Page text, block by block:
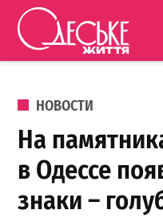
Перейти к содержанию
ОПУБЛИКОВАНО В
НОВОСТИ
На
в Одессе
знаки –